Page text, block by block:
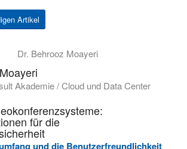
Artikel
Akademie / Cloud und Data Center
für die
und die Benutzerfreundlichkeit